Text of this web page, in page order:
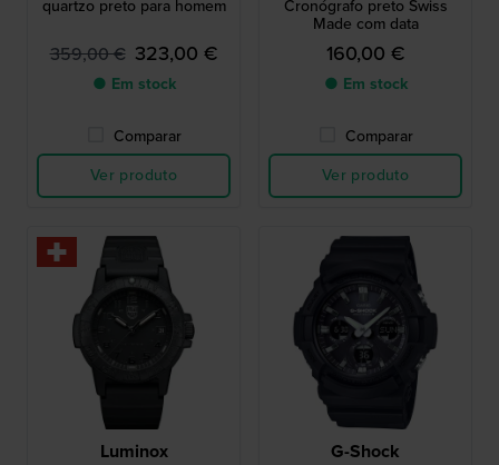
quartzo preto para homem
359,00 € 323,00 €
● Em stock
Comparar
Ver produto
Cronógrafo preto Swiss
Made com data
160,00 €
● Em stock
Comparar
Ver produto
Luminox G-Shock